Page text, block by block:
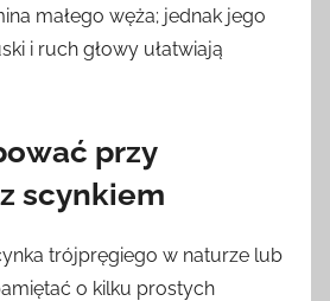
małego węża; jednak jego
i ruch głowy ułatwiają
przy
scynkiem
trójpręgiego w naturze lub
o kilku prostych